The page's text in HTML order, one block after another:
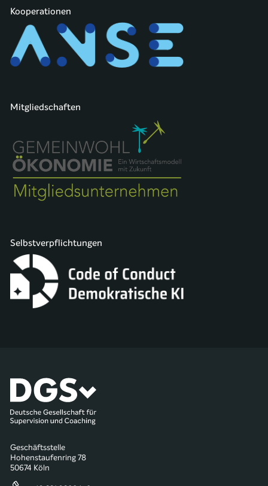
Kooperationen
Mitgliedschaften
Selbstverpflichtungen
Geschäftsstelle
Hohenstaufenring 78
50674 Köln